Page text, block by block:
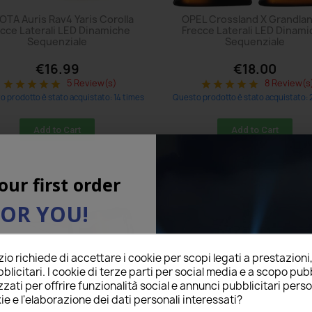
Auris Rav4 Yaris Corolla
Laterali LED Dinamiche
Sequenziale
€16.99
star star star star star 5 Review(s)
prodotto è stato acquistato: 14 times
Add to Cart
OPEL Crossland X
Frecce Laterali LED
Sequenziale
€18.00
star star star star star 8
Questo prodotto è stato acquistato:
Add to Cart
richiede di accettare i cookie per scopi legati a
I cookie di terze parti per social media e a scopo
per offrire funzionalità social e annunci pubblicitari
e l'elaborazione dei dati personali interessati?
first order
YOU!
below to receive a
your first order!